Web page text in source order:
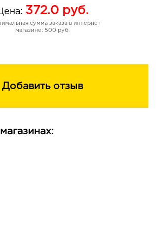
372.0руб.
сумма заказа в интернет
магазине: 500 руб.
Добавить отзыв